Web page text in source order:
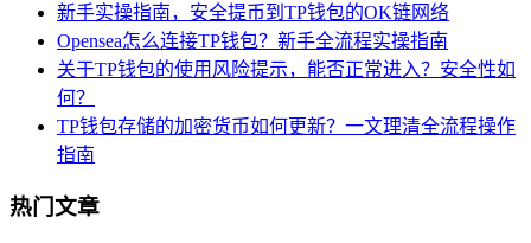
新手实操指南，安全提币到TP钱包的OK链网络
Opensea怎么连接TP钱包？新手全流程实操指南
关于TP钱包的使用风险提示，能否正常进入？安全性如
何？
TP钱包存储的加密货币如何更新？一文理清全流程操作
指南
热门文章